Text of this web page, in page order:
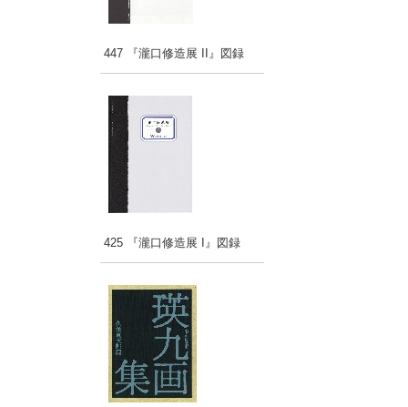
447 『瀧口修造展 II』図録
425 『瀧口修造展 I』図録